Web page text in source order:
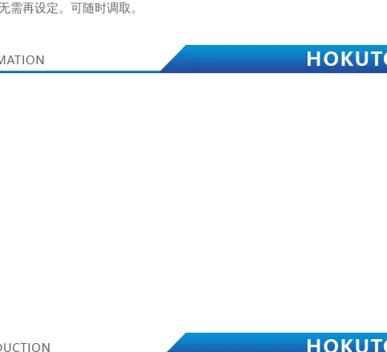
需再设定。可随时调取。